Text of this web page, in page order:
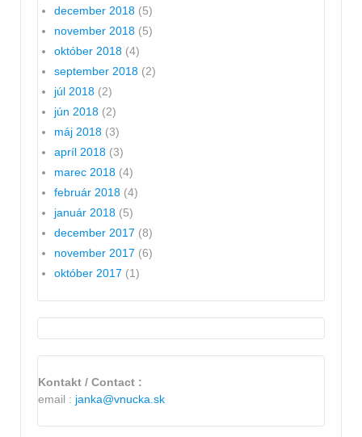
december 2018 (5)
november 2018 (5)
október 2018 (4)
september 2018 (2)
júl 2018 (2)
jún 2018 (2)
máj 2018 (3)
apríl 2018 (3)
marec 2018 (4)
február 2018 (4)
január 2018 (5)
december 2017 (8)
november 2017 (6)
október 2017 (1)
Kontakt / Contact :
email : janka@vnucka.sk